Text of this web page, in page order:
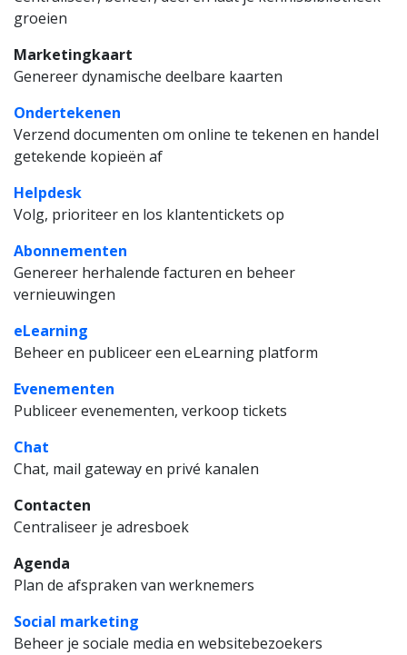
groeien
Marketingkaart
Genereer dynamische deelbare kaarten
Ondertekenen
Verzend documenten om online te tekenen en handel
getekende kopieën af
Helpdesk
Volg, prioriteer en los klantentickets op
Abonnementen
Genereer herhalende facturen en beheer
vernieuwingen
eLearning
Beheer en publiceer een eLearning platform
Evenementen
Publiceer evenementen, verkoop tickets
Chat
Chat, mail gateway en privé kanalen
Contacten
Centraliseer je adresboek
Agenda
Plan de afspraken van werknemers
Social marketing
Beheer je sociale media en websitebezoekers